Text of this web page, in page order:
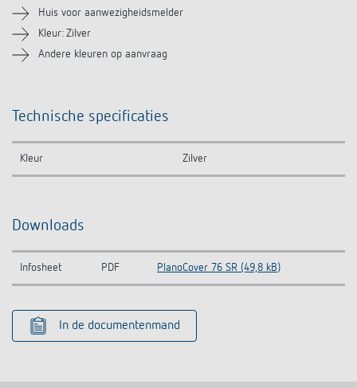
Downloads
Huis voor aanwezigheidsmelder
Kleur: Zilver
Andere kleuren op aanvraag
Technische specificaties
Kleur Zilver
Downloads
Infosheet PDF PlanoCover 76 SR (49,8 kB)
In de documentenmand